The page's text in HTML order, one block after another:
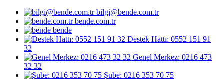
bilgi@bende.com.tr
bende.com.tr
bende
Destek Hattı: 0552 151 91
32
Genel Merkez: 0216 473
32 32
Şube: 0216 353 70 75